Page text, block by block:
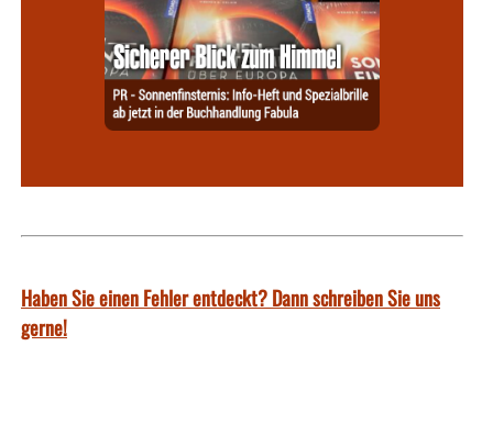
Haben Sie einen Fehler entdeckt? Dann schreiben Sie uns
gerne!